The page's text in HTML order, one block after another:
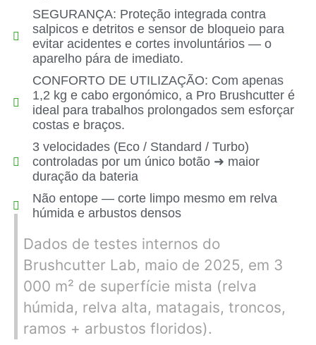
SEGURANÇA: Proteção integrada contra
salpicos e detritos e sensor de bloqueio para
evitar acidentes e cortes involuntários — o
aparelho pára de imediato.
CONFORTO DE UTILIZAÇÃO: Com apenas
1,2 kg e cabo ergonómico, a Pro Brushcutter é
ideal para trabalhos prolongados sem esforçar
costas e braços.
3 velocidades (Eco / Standard / Turbo)
controladas por um único botão ➜ maior
duração da bateria
Não entope — corte limpo mesmo em relva
húmida e arbustos densos
Dados de testes internos do
Brushcutter Lab, maio de 2025, em 3
000 m² de superfície mista (relva
húmida, relva alta, matagais, troncos,
ramos + arbustos floridos).